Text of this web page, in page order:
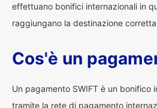
effettuano bonifici internazionali in
raggiungano la destinazione
Cos'è un
Un pagamento SWIFT è un bonifico
tramite la rete di pagamento